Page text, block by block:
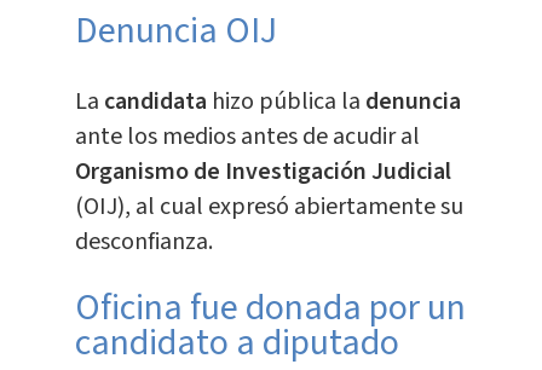
Denuncia OIJ
La candidata hizo pública la denuncia
ante los medios antes de acudir al
Organismo de Investigación Judicial
(OIJ), al cual expresó abiertamente su
desconfianza.
Oficina fue donada por un
candidato a diputado